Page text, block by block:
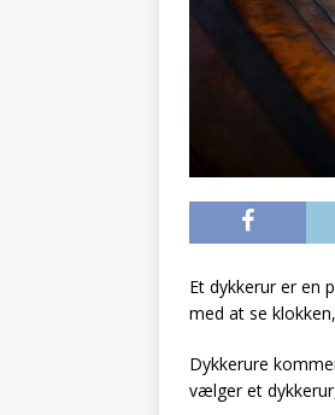
Et dykkerur er en
med at se
Dykkerure
vælger et